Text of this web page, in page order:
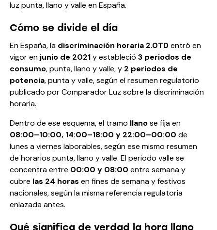
Cómo se divide el día
En España, la discriminación horaria 2.0TDentró en
vigor en junio de 2021y estableció 3 periodos de
consumo, punta, llano y valle, y 2 periodos de
potencia, punta y valle, según el resumen regulatorio
publicado porComparador Luz sobre la discriminación
horaria.
Dentro de ese esquema, el tramo llanose fija en
08:00–10:00, 14:00–18:00 y 22:00–00:00 de
lunes a viernes laborables, según ese mismo resumen
de horarios punta, llano y valle. El periodo valle se
concentra entre 00:00 y 08:00 entre semana y
cubre las 24 horas en fines de semana y festivos
nacionales, según la misma referencia regulatoria
enlazada antes.
Qué significa de verdad la hora llano